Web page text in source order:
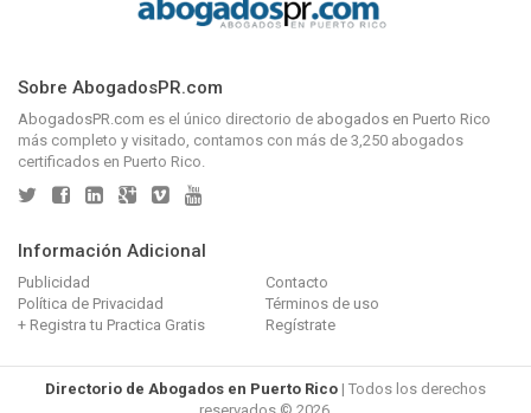
Sobre AbogadosPR.com
AbogadosPR.com es el único directorio de abogados en Puerto Rico
más completo y visitado, contamos con más de 3,250 abogados
certificados en Puerto Rico.
Información Adicional
Publicidad
Contacto
Política de Privacidad
Términos de uso
+ Registra tu Practica Gratis
Regístrate
Directorio de Abogados en Puerto Rico | Todos los derechos